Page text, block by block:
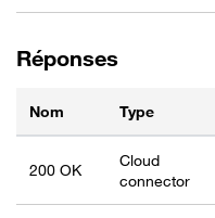
Réponses
Nom Type
200 OK
Cloud
connector